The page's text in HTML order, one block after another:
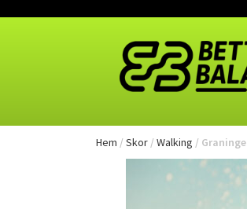
Hem / Skor / Walking / Graninge